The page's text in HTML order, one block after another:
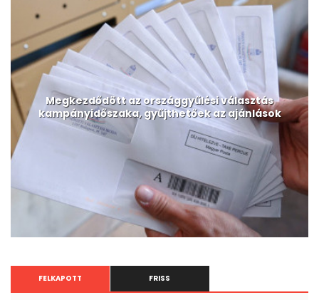
Megkezdődött az országgyűlési választás
kampányidőszaka, gyűjthetőek az ajánlások
FELKAPOTT FRISS